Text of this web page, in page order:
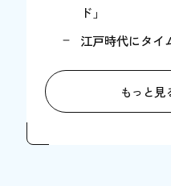
ド」
江戸時代にタイ
江戸時代後期
もっと見